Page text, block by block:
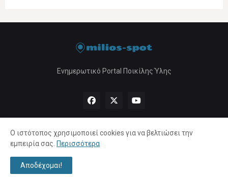
Ενημερωτικό Portal Ποικίλης Ύλης
Αρχική About Us Πολιτική Απορρήτου
Ο ιστότοπος χρησιμοποιεί cookies για να βελτιώσει την
εμπειρία σας. Περισσότερα
Αποδέχομαι!